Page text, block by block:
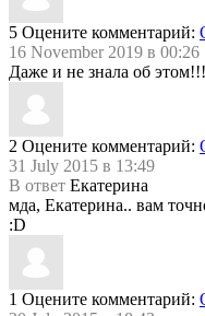
5 Оцените комментарий:
16 November 2019 в 00:26
Даже и не знала об этом!!!
2 Оцените комментарий:
31 July 2015 в 13:49
В ответ Екатерина
мда, Екатерина.. вам
:D
1 Оцените комментарий: